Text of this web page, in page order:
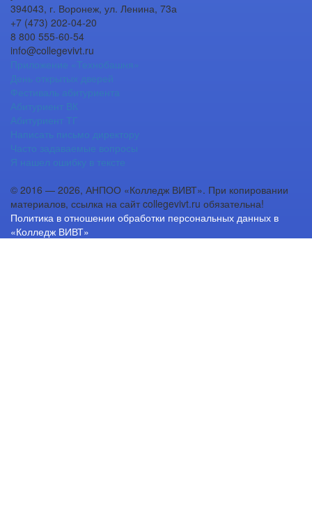
394043, г. Воронеж, ул. Ленина, 73а
+7 (473) 202-04-20
8 800 555-60-54
info@collegevivt.ru
Приложение «Технобашня»
День открытых дверей
Фестиваль абитуриента
Абитуриент ВК
Абитуриент ТГ
Написать письмо директору
Часто задаваемые вопросы
Я нашел ошибку в тексте
© 2016 — 2026, АНПОО «Колледж ВИВТ». При копировании
материалов, ссылка на сайт collegevivt.ru обязательна!
Политика в отношении обработки персональных данных в
«Колледж ВИВТ»